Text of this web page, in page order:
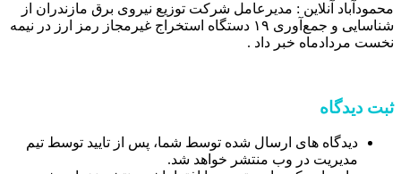
محمودآباد آنلاین : مدیرعامل شرکت توزیع نیروی برق مازندران از
شناسایی و جمع‌آوری ۱۹ دستگاه استخراج غیرمجاز رمز ارز در نیمه
نخست مردادماه خبر داد .
ثبت دیدگاه
دیدگاه های ارسال شده توسط شما، پس از تایید توسط تیم
مدیریت در وب منتشر خواهد شد.